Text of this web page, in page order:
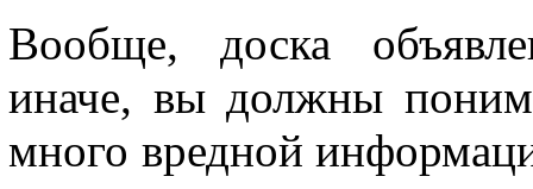
Вообще, доска
иначе, вы должны
много вредной